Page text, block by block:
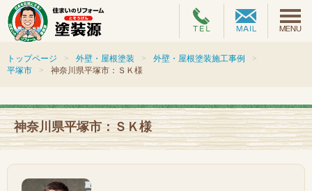
トップページ 外壁・屋根塗装
外壁・屋根塗装施工事例
平塚市
神奈川県平塚市：ＳＫ様
神奈川県平塚市：ＳＫ様